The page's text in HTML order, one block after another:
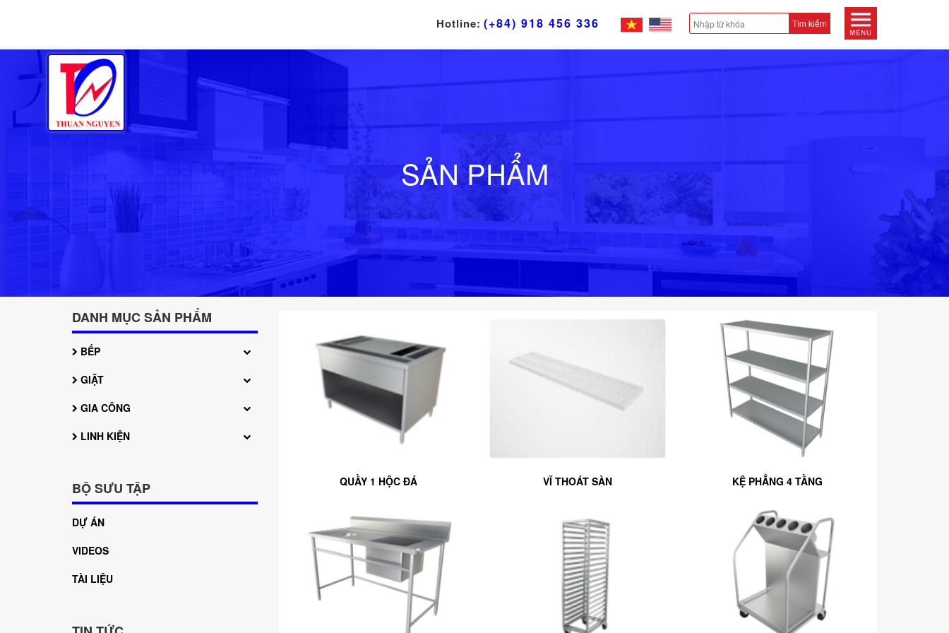
Tìm kiếm
Hotline: (+84) 918 456 336
SẢN PHẨM
DANH MỤC SẢN PHẨM
BẾP
GIẶT
GIA CÔNG
LINH KIỆN
BỘ SƯU TẬP
DỰ ÁN
VIDEOS
TÀI LIỆU
QUẦY 1 HỘC ĐÁ VĨ THOÁT SÀN KỆ PHẲNG 4 TẦNG